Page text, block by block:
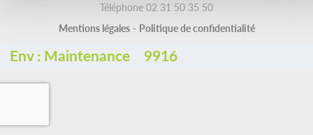
Téléphone 02 31 50 35 50
Mentions légales - Politique de confidentialité
Env :Maintenance 9916